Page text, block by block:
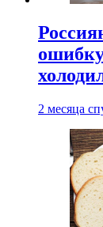
2 месяца